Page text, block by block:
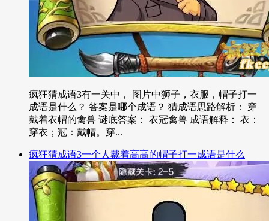
疯狂猜成语3有一关中， 图片中狮子，衣服，帽子打一
成语是什么？ 答案是哪个成语？ 猜成语思路解析： 穿
戴着衣帽的禽兽 谜底答案： 衣冠禽兽 成语解释： 衣：
穿衣；冠：戴帽。穿...
疯狂猜成语3一个人戴着高高的帽子打一成语是什么